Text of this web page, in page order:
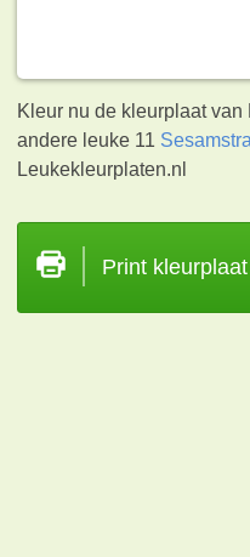
Kleur nu de kleurplaat
andere leuke 11
Leukekleurplaten.nl
Print kleurplaat